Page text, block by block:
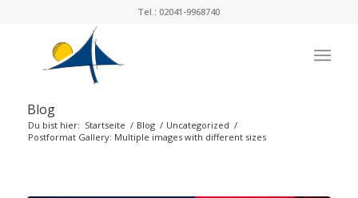
Tel.: 02041-9968740
Blog
Du bist hier: Startseite / Blog / Uncategorized /
Postformat Gallery: Multiple images with different sizes